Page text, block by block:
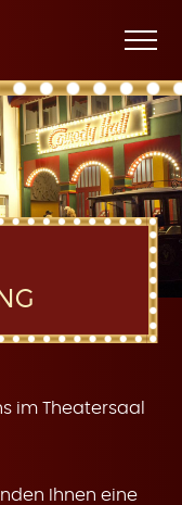
Menü
im Theatersaal
Ihnen eine